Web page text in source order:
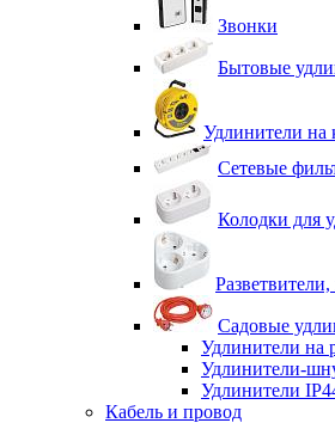
Звонки
Бытовые
Удлинители на
Сетевые
Колодки для
Садовые
Удлинители на
Удлинители-
Удлинители
Кабель и провод